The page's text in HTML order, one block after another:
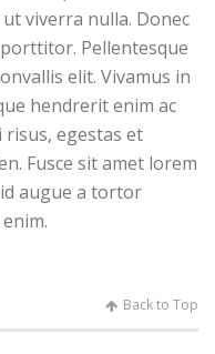
viverra nulla. Donec
Pellentesque
elit. Vivamus in
hendrerit enim ac
risus, egestas et
Fusce sit amet lorem
id augue a tortor
Back to Top